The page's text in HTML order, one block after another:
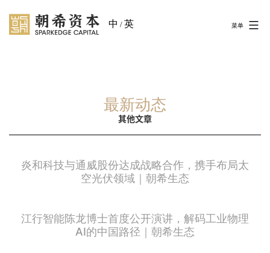
菜单
中 / 英
最新动态
其他文章
炎和科技与通威股份达成战略合作，携手布局太
空光伏领域｜朝希生态
江行智能陈龙博士首度公开演讲，解码工业物理
AI的中国路径｜朝希生态